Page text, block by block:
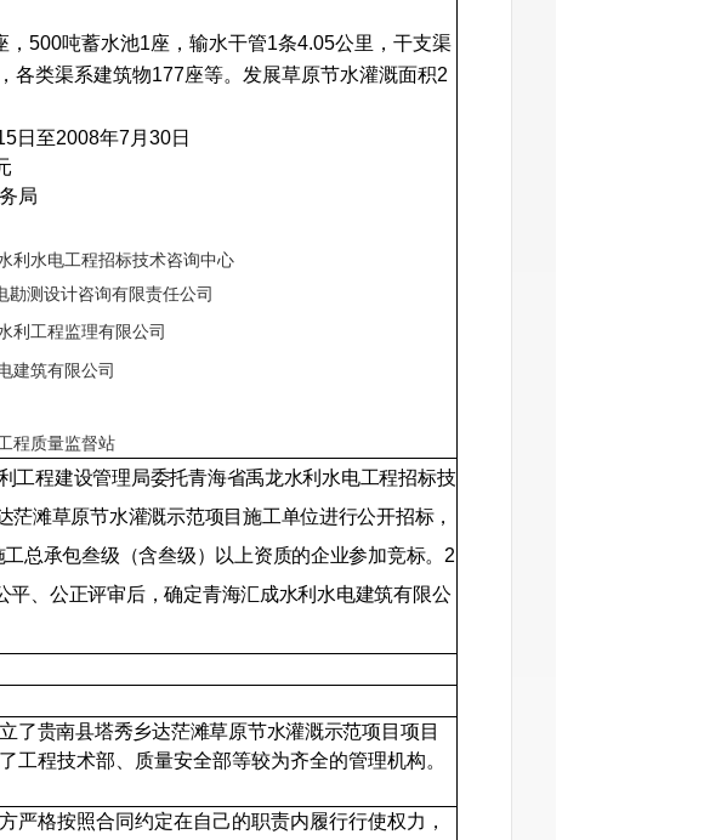
， 500吨蓄水池1座，输水干管1条4.05公里，干支渠
各类渠系建筑物177座等。 发展草原节水灌溉面积2
日至2008年7月 30日
局
利水电工程招标技术咨询中心
勘测设计咨询有限责任公司
利工程监理有限公司
建筑有限公司
程质量监督站
工程建设管理局委托青海省禹龙水利水电工程招标技
茫滩草原节水灌溉示范项目施工单位进行公开招标，
总承包叁级（含叁级）以上资质的企业参加竞标。2
平、公正评审后，确定青海汇成水利水电建筑有限公
了贵南县塔秀乡达茫滩草原节水灌溉示范项目 项目
工程技术部、质量安全部等较为齐全的管理机构。
严格按照合同约定在自己的职责内履行行使权力，